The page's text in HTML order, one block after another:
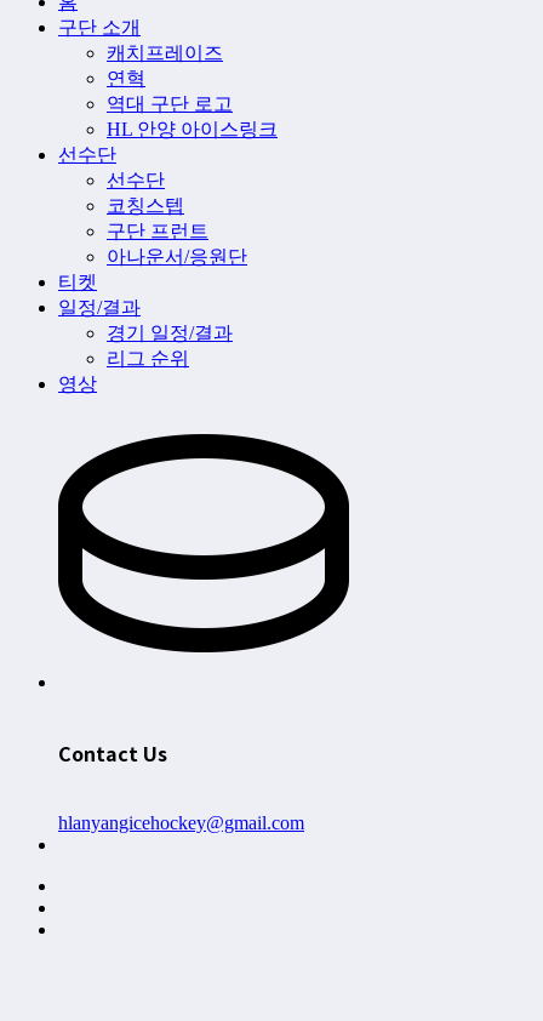
구단 소개
캐치프레이즈
연혁
역대 구단 로고
HL 안양 아이스링크
선수단
선수단
코칭스텝
구단 프런트
아나운서/응원단
티켓
일정/결과
경기 일정/결과
리그 순위
영상
Contact Us
hlanyangicehockey@gmail.com